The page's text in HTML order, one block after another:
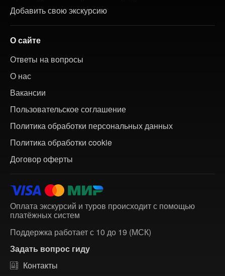
Добавить свою экскурсию
О сайте
Ответы на вопросы
О нас
Вакансии
Пользовательское соглашение
Политика обработки персональных данных
Политика обработки cookie
Договор оферты
Оплата экскурсий и туров происходит с помощью
платёжных систем
Поддержка работает с 10 до 19 (МСК)
Задать вопрос гиду
Контакты